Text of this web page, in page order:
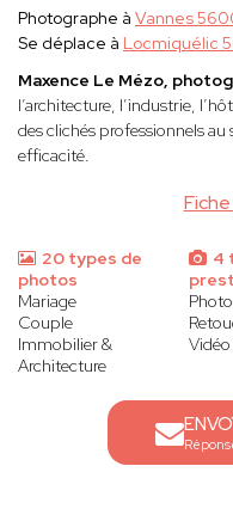
Photographe à Vannes
Se déplace à Locmiquélic
Maxence Le Mézo,
l’architecture, l’industrie,
des clichés professionnels
efficacité.
20 types de
photos
Mariage
Couple
Immobilier &
Architecture
4